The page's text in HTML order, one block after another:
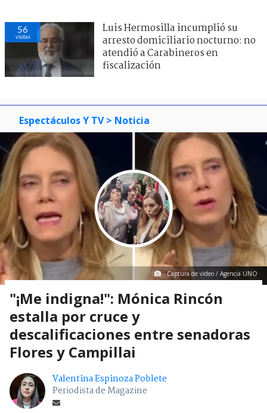
56
visitas
Luis Hermosilla incumplió su
arresto domiciliario nocturno: no
atendió a Carabineros en
fiscalización
Espectáculos Y TV > Noticia
Captura de video / Agencia UNO
"¡Me indigna!": Mónica Rincón
estalla por cruce y
descalificaciones entre senadoras
Flores y Campillai
Valentina Espinoza Poblete
Periodista de Magazine